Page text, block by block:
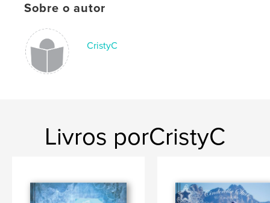
Sobre o autor
CristyC
Livros porCristyC